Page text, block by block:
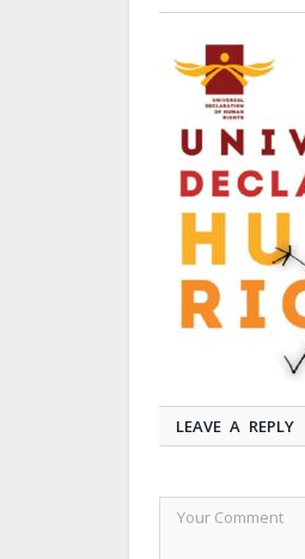
LEAVE A REPLY